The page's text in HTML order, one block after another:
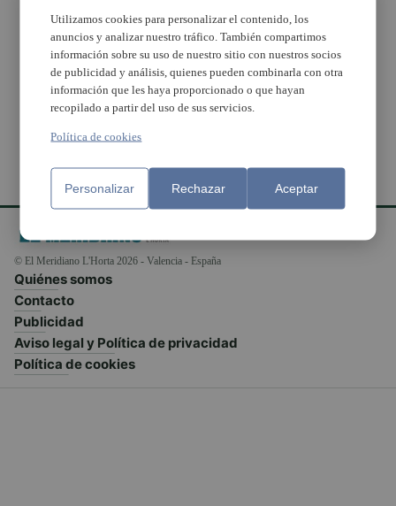
Metrovalencia amplía el
servicio nocturno
habitual con motivo de
la Nochevieja
© El Meridiano L'Horta 2026 - Valencia - España
Quiénes somos
Contacto
Publicidad
Aviso legal y Política de privacidad
Política de cookies
Utilizamos cookies para personalizar el contenido, los
anuncios y analizar nuestro tráfico. También compartimos
información sobre su uso de nuestro sitio con nuestros socios
de publicidad y análisis, quienes pueden combinarla con otra
información que les haya proporcionado o que hayan
recopilado a partir del uso de sus servicios.
Política de cookies
Personalizar Rechazar Aceptar